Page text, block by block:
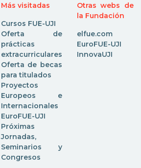
Más visitadas
Cursos FUE-UJI
Oferta de
prácticas
extracurriculares
Oferta de becas
para titulados
Proyectos
Europeos e
Internacionales
EuroFUE-UJI
Próximas
Jornadas,
Seminarios y
Congresos
Otras webs de
la Fundación
elfue.com
EuroFUE-UJI
InnovaUJI